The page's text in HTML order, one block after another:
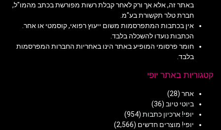
באתר זה, אלא אך ורק לאחר קבלת רשות מפורשת בכתב מהמו"ל,
חברת טלר תקשורת בע"מ.
אין בכתבות המתפרסמות משום ייעוץ רפואי, קוסמטי או אחר.
הכתבות נועדו להשכלה בלבד.
חומר פרסומי המופיע באתר הינו באחריות החברות המפרסמות
בלבד.
קטגוריות באתר יופי
אחר (28)
ביוטי טיוב (36)
יופי! ארכיון כתבות (954)
יופי! מוצרים חדשים (2,566)